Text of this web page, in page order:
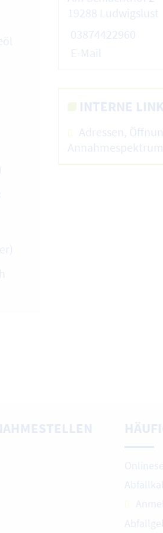
19288 Ludwigslust
03874422960
E-Mail
INTERNE
Adressen,
Annahmespektrum